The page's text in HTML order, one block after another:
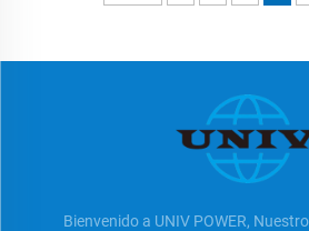
Bienvenido a UNIV POWER,